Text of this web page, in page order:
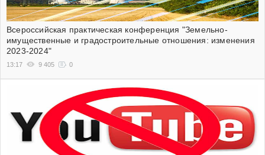
Всероссийская практическая конференция "Земельно-
имущественные и градостроительные отношения: изменения
2023-2024"
13:17 9 405 0